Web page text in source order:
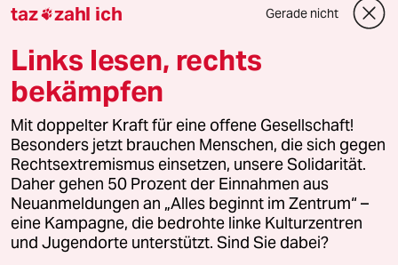
Downloads für Abonnierende
© 2026 taz Verlags und Vertriebs GmbH
Alle Rechte vorbehalten. Bei rechtlichen Fragen oder für Genehmigungen
wenden Sie sich bitte an lizenzen@taz.de
Feedback Redaktionsstatut Kommune-Richtlinien
Leitlinie Informant Datenschutz Impressum AGB
taz zahl ich Gerade nicht
Links lesen, rechts
bekämpfen
Mit doppelter Kraft für eine offene Gesellschaft!
Besonders jetzt brauchen Menschen, die sich gegen
Rechtsextremismus einsetzen, unsere Solidarität.
Daher gehen 50 Prozent der Einnahmen aus
Neuanmeldungen an „Alles beginnt im Zentrum“ –
eine Kampagne, die bedrohte linke Kulturzentren
und Jugendorte unterstützt. Sind Sie dabei?